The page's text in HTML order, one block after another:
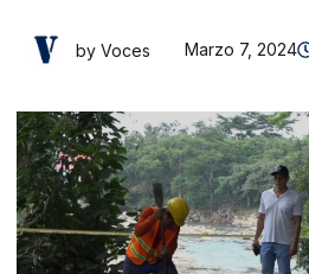
by Voces Marzo 7, 2024